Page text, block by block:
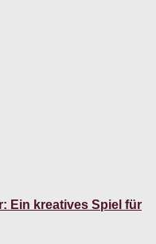
Ein kreatives Spiel für